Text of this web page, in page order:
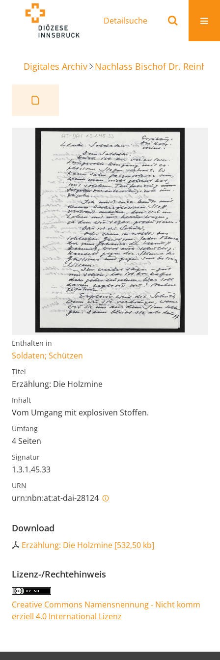
Detailsuche
Digitales Archiv Nachlass Bischof Dr.
Enthalten in
Soldaten; Schützen
Titel
Erzählung: Die Holzmine
Inhalt
Vom Umgang mit explosiven Stoffen.
Umfang
4 Seiten
Signatur
1.3.1.45.33
URN
urn:nbn:at:at-dai-28124
Download
Erzählung: Die Holzmine [532,50 kb]
Lizenz-/Rechtehinweis
Creative Commons Namensnennung - Nicht komm
erziell 4.0 International Lizenz